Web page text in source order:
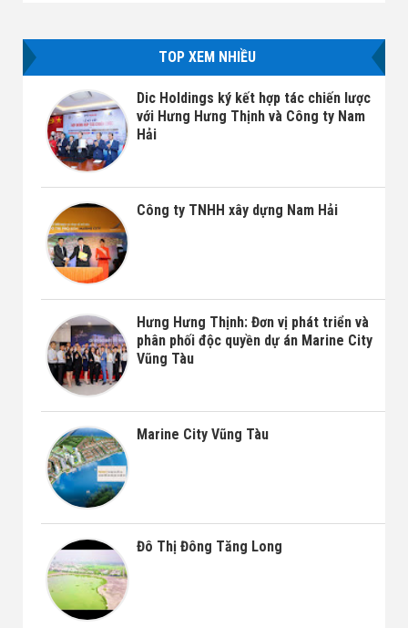
TOP XEM NHIỀU
Dic Holdings ký kết hợp tác chiến lược
với Hưng Hưng Thịnh và Công ty Nam
Hải
Công ty TNHH xây dựng Nam Hải
Hưng Hưng Thịnh: Đơn vị phát triển và
phân phối độc quyền dự án Marine City
Vũng Tàu
Marine City Vũng Tàu
Đô Thị Đông Tăng Long